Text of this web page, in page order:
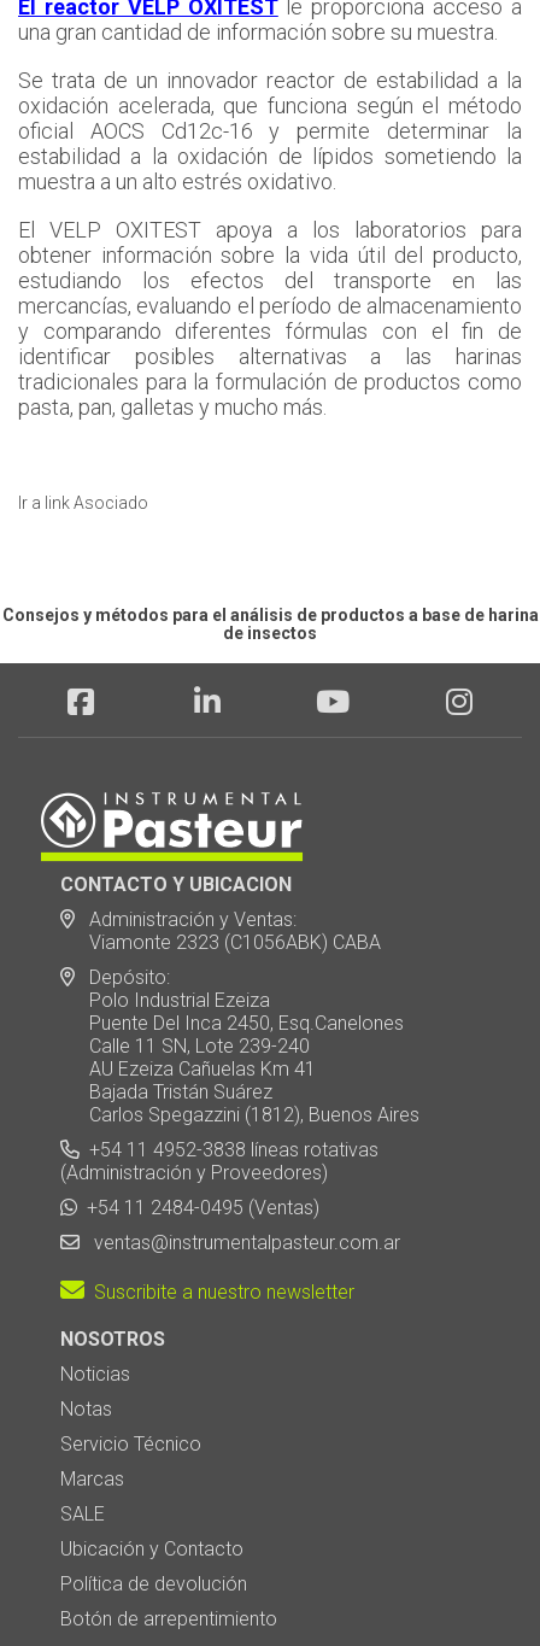
El reactor VELP OXITESTle proporciona acceso a
una gran cantidad de información sobre su muestra.
Se trata de un innovador reactor de estabilidad a la
oxidación acelerada, que funciona según el método
oficial AOCS Cd12c-16 y permite determinar la
estabilidad a la oxidación de lípidos sometiendo la
muestra a un alto estrés oxidativo.
El VELP OXITEST apoya a los laboratorios para
obtener información sobre la vida útil del producto,
estudiando los efectos del transporte en las
mercancías, evaluando el período de almacenamiento
y comparando diferentes fórmulas con el fin de
identificar posibles alternativas a las harinas
tradicionales para la formulación de productos como
pasta, pan, galletas y mucho más.
Ir a link Asociado
Consejos y métodos para el análisis de productos a base de harina
de insectos
CONTACTO Y UBICACION
Administración y Ventas:
Viamonte 2323 (C1056ABK) CABA
Depósito:
Polo Industrial Ezeiza
Puente Del Inca 2450, Esq.Canelones
Calle 11 SN, Lote 239-240
AU Ezeiza Cañuelas Km 41
Bajada Tristán Suárez
Carlos Spegazzini (1812), Buenos Aires
+54 11 4952-3838 líneas rotativas
(Administración y Proveedores)
+54 11 2484-0495 (Ventas)
ventas@instrumentalpasteur.com.ar
Suscribite a nuestro newsletter
NOSOTROS
Noticias
Notas
Servicio Técnico
Marcas
SALE
Ubicación y Contacto
Política de devolución
Botón de arrepentimiento